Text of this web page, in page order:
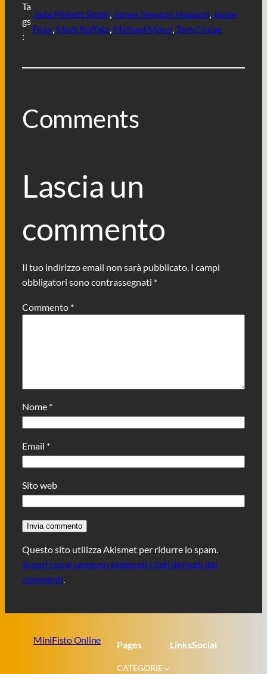
Ta
gs
:
Jada Pinkett Smith James Newton Howard Jamie
Foxx Mark Ruffalo Michael Mann , Tom Cruise
Comments
Lascia un
commento
Il tuo indirizzo email non sarà pubblicato. I campi
obbligatori sono contrassegnati *
Commento *
Nome *
Email *
Sito web
Questo sito utilizza Akismet per ridurre lo spam.
Scopri come vengono elaborati i dati derivati dai
commenti.
MiniFisto Online Pages
CATEGORIE
LinksSocial